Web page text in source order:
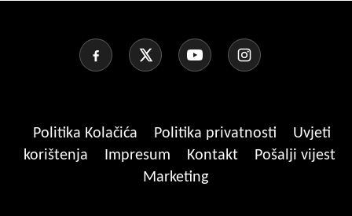
Politika Kolačića Politika privatnosti
Uvjeti
korištenja
Impresum Kontakt
Pošalji vijest
Marketing